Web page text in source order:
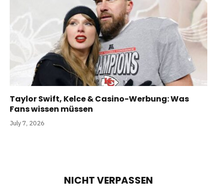
Taylor Swift, Kelce & Casino-Werbung: Was
Fans wissen müssen
July 7, 2026
NICHT VERPASSEN